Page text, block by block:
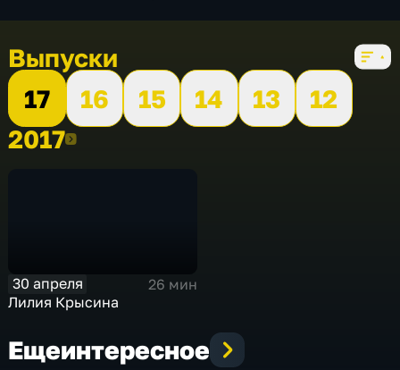
Выпуски
17
16 15 14 13
12
20172017
30 апреля
26 мин
Лилия Крысина
Ещеинтересное